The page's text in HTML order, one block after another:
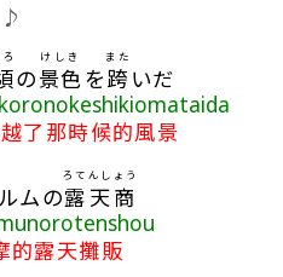
♪
ろ
の景色
けしき
を跨
また
いだ
了那時候的風景
ムの露天商
ろてんしょう
的露天攤販